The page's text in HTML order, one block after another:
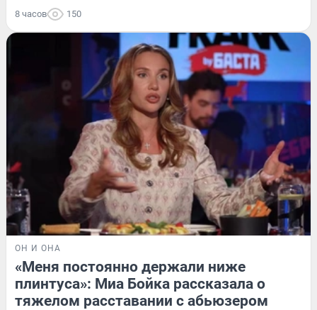
8 часов 150
ОН И ОНА
«Меня постоянно держали ниже
плинтуса»: Миа Бойка рассказала о
тяжелом расставании с абьюзером